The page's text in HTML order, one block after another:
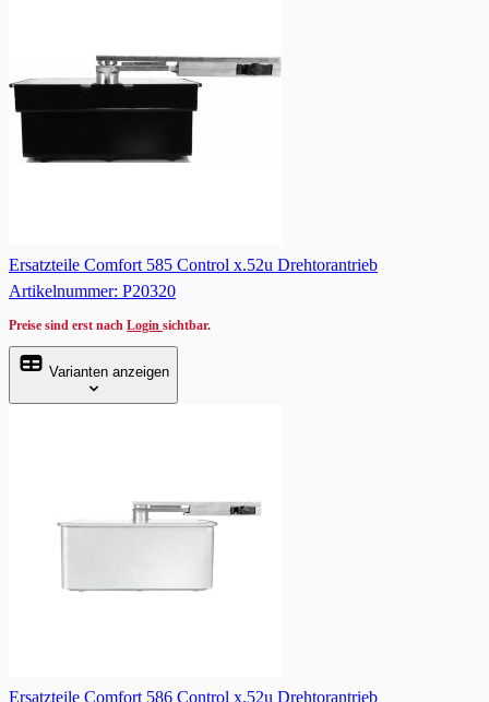
Ersatzteile Comfort 585 Control x.52u Drehtorantrieb
Artikelnummer: P20320
Preise sind erst nach Login sichtbar.
Varianten anzeigen
Ersatzteile Comfort 586 Control x.52u Drehtorantrieb